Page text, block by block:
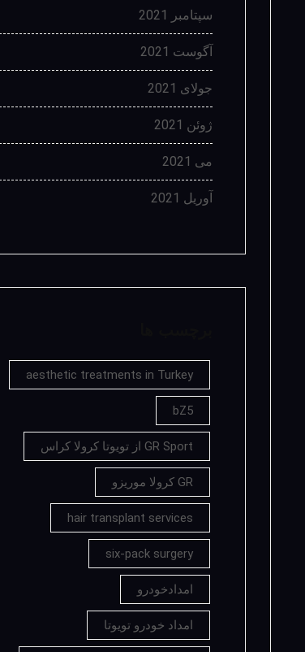
سپتامبر 2021
آگوست 2021
جولای 2021
ژوئن 2021
می 2021
آوریل 2021
aesthetic treatments in Turkey
bZ5
GR Sport از تویوتا کرولا کراس
GR کرولا موریزو
hair transplant services
six-pack surgery
امدادخودرو
امداد خودرو تویوتا